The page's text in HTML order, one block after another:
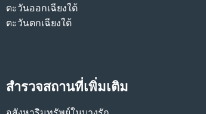
ตะวันออกเฉียงใต้
ตะวันตกเฉียงใต้
สำรวจสถานที่เพิ่มเติม